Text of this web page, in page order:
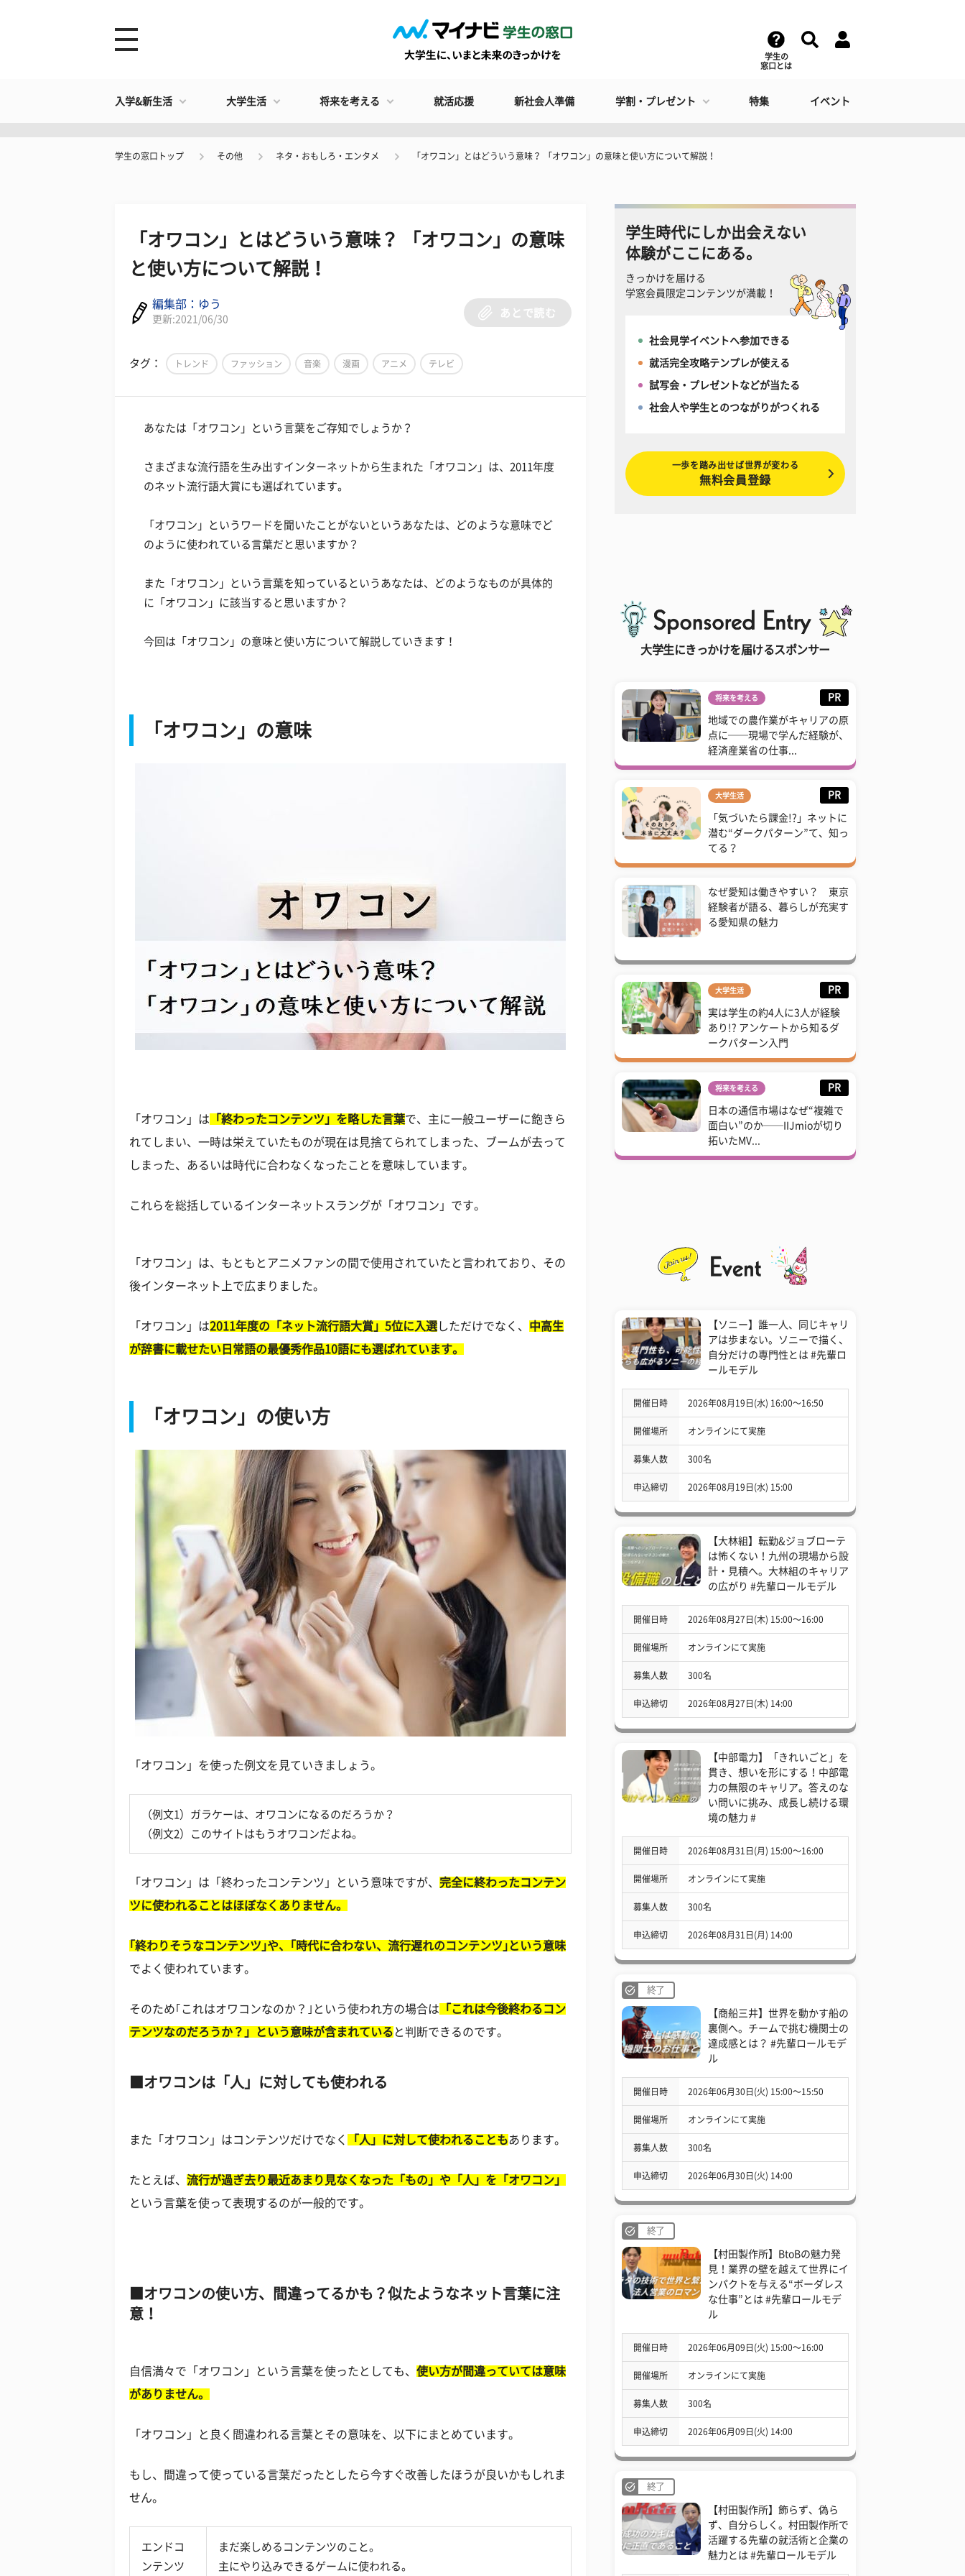
学生の
窓口とは
入学&新生活 大学生活 将来を考える 就活応援 新社会人準備 学割・プレゼント 特集 イベント
学生の窓口トップ その他 ネタ・おもしろ・エンタメ 「オワコン」とはどういう意味？ 「オワコン」の意味と使い方について解説！
「オワコン」とはどういう意味？ 「オワコン」の意味
と使い方について解説！
編集部：ゆう
更新:2021/06/30
あとで読む
タグ： トレンド ファッション 音楽 漫画 アニメ テレビ
あなたは「オワコン」という言葉をご存知でしょうか？
さまざまな流行語を生み出すインターネットから生まれた「オワコン」は、2011年度
のネット流行語大賞にも選ばれています。
「オワコン」というワードを聞いたことがないというあなたは、どのような意味でど
のように使われている言葉だと思いますか？
また「オワコン」という言葉を知っているというあなたは、どのようなものが具体的
に「オワコン」に該当すると思いますか？
今回は「オワコン」の意味と使い方について解説していきます！
「オワコン」の意味
「オワコン」は 「終わったコンテンツ」を略した言葉で、主に一般ユーザーに飽きら
れてしまい、一時は栄えていたものが現在は見捨てられてしまった、ブームが去って
しまった、あるいは時代に合わなくなったことを意味しています。
これらを総括しているインターネットスラングが「オワコン」です。
「オワコン」は、もともとアニメファンの間で使用されていたと言われており、その
後インターネット上で広まりました。
「オワコン」は2011年度の「ネット流行語大賞」5位に入選しただけでなく、 中高生
が辞書に載せたい日常語の最優秀作品10語にも選ばれています。
「オワコン」の使い方
「オワコン」を使った例文を見ていきましょう。
（例文1）ガラケーは、オワコンになるのだろうか？
（例文2）このサイトはもうオワコンだよね。
「オワコン」は「終わったコンテンツ」という意味ですが、 完全に終わったコンテン
ツに使われることはほぼなくありません。
｢終わりそうなコンテンツ｣や、｢時代に合わない、流行遅れのコンテンツ｣という意味
でよく使われています。
そのため｢これはオワコンなのか？｣という使われ方の場合は 「これは今後終わるコン
テンツなのだろうか？」という意味が含まれている と判断できるのです。
オワコンは「人」に対しても使われる
また「オワコン」はコンテンツだけでなく 「人」に対して使われることもあります。
たとえば、 流行が過ぎ去り最近あまり見なくなった「もの」や「人」を「オワコン」
という言葉を使って表現するのが一般的です。
オワコンの使い方、間違ってるかも？似たようなネット言葉に注
意！
自信満々で「オワコン」という言葉を使ったとしても、 使い方が間違っていては意味
がありません。
「オワコン」と良く間違われる言葉とその意味を、以下にまとめています。
もし、間違って使っている言葉だったとしたら今すぐ改善したほうが良いかもしれま
せん。
エンドコ
ンテンツ
まだ楽しめるコンテンツのこと。
主にやり込みできるゲームに使われる。
学生時代にしか出会えない
体験がここにある。
きっかけを届ける
学窓会員限定コンテンツが満載！
社会見学イベントへ参加できる
就活完全攻略テンプレが使える
試写会・プレゼントなどが当たる
社会人や学生とのつながりがつくれる
一歩を踏み出せば世界が変わる
無料会員登録
大学生にきっかけを届けるスポンサー
将来を考える PR
地域での農作業がキャリアの原
点に──現場で学んだ経験が、
経済産業省の仕事...
大学生活 PR
「気づいたら課金!?」ネットに
潜む“ダークパターン”て、知っ
てる？
なぜ愛知は働きやすい？ 東京
経験者が語る、暮らしが充実す
る愛知県の魅力
大学生活 PR
実は学生の約4人に3人が経験
あり!? アンケートから知るダ
ークパターン入門
将来を考える PR
日本の通信市場はなぜ“複雑で
面白い”のか──IIJmioが切り
拓いたMV...
【ソニー】誰一人、同じキャリ
アは歩まない。ソニーで描く、
自分だけの専門性とは #先輩ロ
ールモデル
開催日時 2026年08月19日(水) 16:00〜16:50
開催場所 オンラインにて実施
募集人数 300名
申込締切 2026年08月19日(水) 15:00
【大林組】転勤&ジョブローテ
は怖くない！九州の現場から設
計・見積へ。大林組のキャリア
の広がり #先輩ロールモデル
開催日時 2026年08月27日(木) 15:00〜16:00
開催場所 オンラインにて実施
募集人数 300名
申込締切 2026年08月27日(木) 14:00
【中部電力】「きれいごと」を
貫き、想いを形にする！中部電
力の無限のキャリア。答えのな
い問いに挑み、成長し続ける環
境の魅力 #
開催日時 2026年08月31日(月) 15:00〜16:00
開催場所 オンラインにて実施
募集人数 300名
申込締切 2026年08月31日(月) 14:00
終了
【商船三井】世界を動かす船の
裏側へ。チームで挑む機関士の
達成感とは？ #先輩ロールモデ
ル
開催日時 2026年06月30日(火) 15:00〜15:50
開催場所 オンラインにて実施
募集人数 300名
申込締切 2026年06月30日(火) 14:00
終了
【村田製作所】BtoBの魅力発
見！業界の壁を越えて世界にイ
ンパクトを与える“ボーダレス
な仕事”とは #先輩ロールモデ
ル
開催日時 2026年06月09日(火) 15:00〜16:00
開催場所 オンラインにて実施
募集人数 300名
申込締切 2026年06月09日(火) 14:00
終了
【村田製作所】飾らず、偽ら
ず、自分らしく。村田製作所で
活躍する先輩の就活術と企業の
魅力とは #先輩ロールモデル